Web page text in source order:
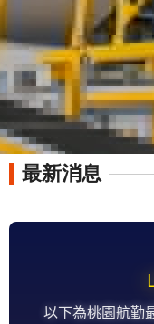
最新消息
以下為桃園航勤